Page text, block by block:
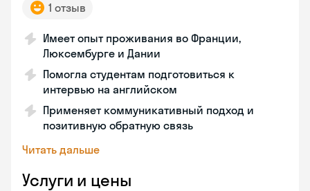
1 отзыв
Имеет опыт проживания во Франции,
Люксембурге и Дании
Помогла студентам подготовиться к
интервью на английском
Применяет коммуникативный подход и
позитивную обратную связь
Читать дальше
Услуги и цены